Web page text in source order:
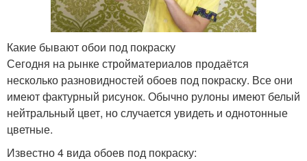
Какие бывают обои под покраску
Сегодня на рынке стройматериалов продаётся
несколько разновидностей обоев под покраску. Все они
имеют фактурный рисунок. Обычно рулоны имеют белый
нейтральный цвет, но случается увидеть и однотонные
цветные.
Известно 4 вида обоев под покраску: